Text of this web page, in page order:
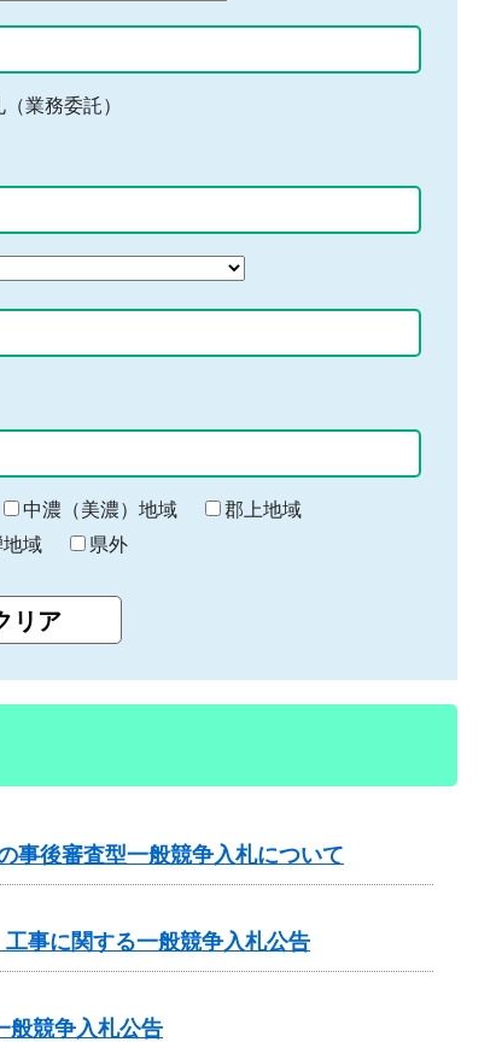
業務委託）
中濃（美濃）地域
郡上地域
域 県外
事後審査型一般競争入札について
事に関する一般競争入札公告
競争入札公告